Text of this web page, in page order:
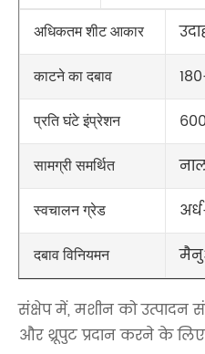
अधिकतम शीट आकार
काटने का दबाव
प्रति घंटे इंप्रेशन
सामग्री समर्थित
स्वचालन ग्रेड
दबाव विनियमन
संक्षेप में, मशीन को उत्पादन
और थ्रूपुट प्रदान करने के लिए